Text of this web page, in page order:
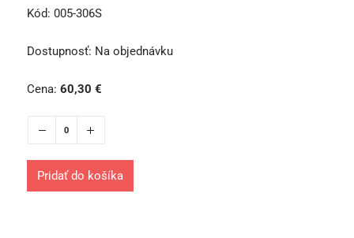
Kód: 005-306S
Dostupnosť: Na objednávku
Cena: 60,30 €
Pridať do košíka